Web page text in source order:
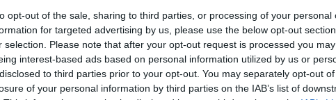
opt-out of the sale, sharing to third parties, or processing of your personal
for targeted advertising by us, please use the below opt-out
selection. Please note that after your opt-out request is processed you may
interest-based ads based on personal information utilized by us or
to third parties prior to your opt-out. You may separately opt-out
of your personal information by third parties on the IAB’s list of
που αμείβονται με κατώτατο μισθό θα λάβουν για